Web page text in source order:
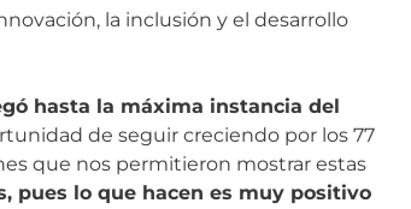
la inclusión y el desarrollo
hasta la máxima instancia del
de seguir creciendo por los 77
que nos permitieron mostrar estas
pues lo que hacen es muy positivo